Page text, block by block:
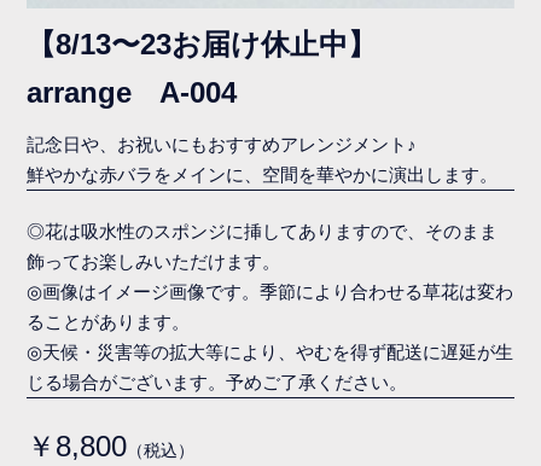
【8/13〜23お届け休止中】
arrange A-004
記念日や、お祝いにもおすすめアレンジメント♪
鮮やかな赤バラをメインに、空間を華やかに演出します。
◎花は吸水性のスポンジに挿してありますので、そのまま
飾ってお楽しみいただけます。
◎画像はイメージ画像です。季節により合わせる草花は変わ
ることがあります。
◎天候・災害等の拡大等により、やむを得ず配送に遅延が生
じる場合がございます。予めご了承ください。
￥8,800 （税込）